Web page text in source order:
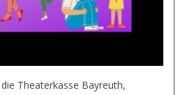
Theaterkasse Bayreuth,